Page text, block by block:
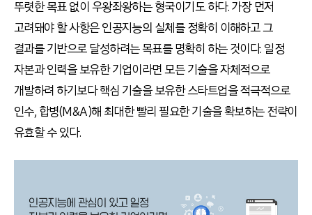
뚜렷한 목표 없이 우왕좌왕하는 형국이기도 하다. 가장 먼저
고려돼야 할 사항은 인공지능의 실체를 정확히 이해하고 그
결과를 기반으로 달성하려는 목표를 명확히 하는 것이다. 일정
자본과 인력을 보유한 기업이라면 모든 기술을 자체적으로
개발하려 하기보다 핵심 기술을 보유한 스타트업을 적극적으로
인수, 합병(M&A)해 최대한 빨리 필요한 기술을 확보하는 전략이
유효할 수 있다.